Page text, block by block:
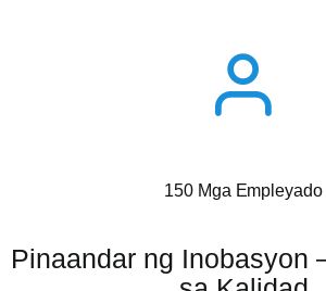
150 Mga Empleyado
Pinaandar ng Inobasyon